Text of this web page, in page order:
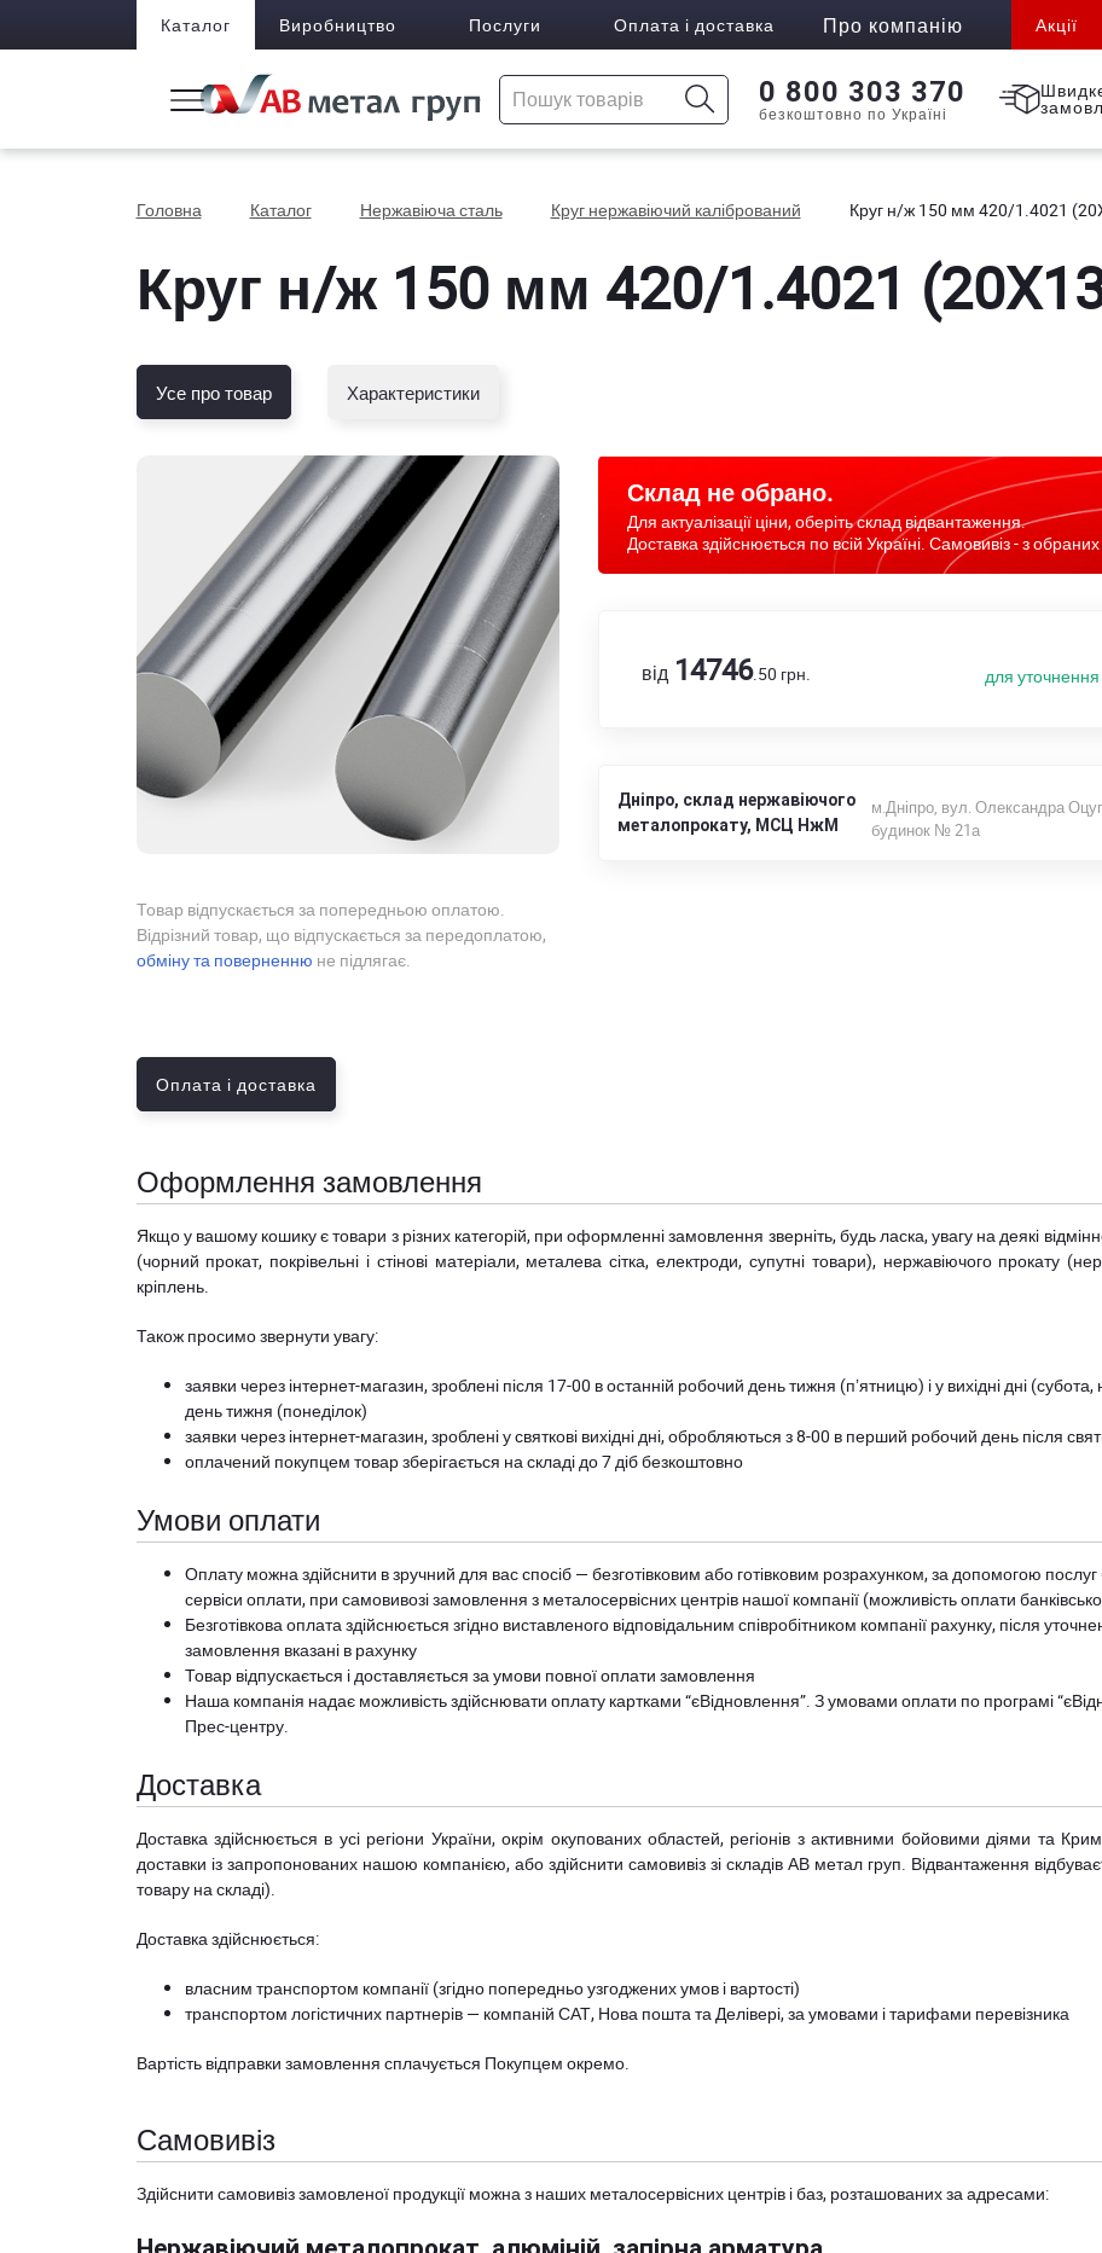
Каталог Виробництво Послуги Оплата і доставка Про компанію Акції
0 800 303 370
безкоштовно по Україні
Головна Каталог Нержавіюча сталь Круг нержавіючий калібрований Круг н/ж 150 мм 420/1.4021
Круг н/ж 150 мм 420/1.4021
Усе про товар Характеристики
Товар відпускається за попередньою оплатою.
Відрізний товар, що відпускається за передоплатою,
обміну та поверненню не підлягає.
Склад не обрано.
Для актуалізації ціни, оберіть склад відвантаження.
Доставка здійснюється по всій Україні. Самовивіз - з обраних
від 14746.50 грн. для уточнення
Дніпро, склад нержавіючого
металопрокату, МСЦ НжМ
м.Дніпро, вул. Олександра
будинок № 21а
Оплата і доставка
Оформлення замовлення
Якщо у вашому кошику є товари з різних категорій, при оформленні замовлення зверніть, будь ласка, увагу на деякі
(чорний прокат, покрівельні і стінові матеріали, металева сітка, електроди, супутні товари), нержавіючого прокату
кріплень.
Також просимо звернути увагу:
заявки через інтернет-магазин, зроблені після 17-00 в останній робочий день тижня (пʼятницю) і у вихідні дні
день тижня (понеділок)
заявки через інтернет-магазин, зроблені у святкові вихідні дні, обробляються з 8-00 в перший робочий день після
оплачений покупцем товар зберігається на складі до 7 діб безкоштовно
Умови оплати
Оплату можна здійснити в зручний для вас спосіб — безготівковим або готівковим розрахунком, за допомогою
сервіси оплати, при самовивозі замовлення з металосервісних центрів нашої компанії (можливість оплати
Безготівкова оплата здійснюється згідно виставленого відповідальним співробітником компанії рахунку, після
замовлення вказані в рахунку
Товар відпускається і доставляється за умови повної оплати замовлення
Наша компанія надає можливість здійснювати оплату картками “єВідновлення”. З умовами оплати по програмі
Прес-центру.
Доставка
Доставка здійснюється в усі регіони України, окрім окупованих областей, регіонів з активними бойовими діями та
доставки із запропонованих нашою компанією, або здійснити самовивіз зі складів АВ метал груп. Відвантаження
товару на складі).
Доставка здійснюється:
власним транспортом компанії (згідно попередньо узгоджених умов і вартості)
транспортом логістичних партнерів — компаній САТ, Нова пошта та Делівері, за умовами і тарифами перевізника
Вартість відправки замовлення сплачується Покупцем окремо.
Самовивіз
Здійснити самовивіз замовленої продукції можна з наших металосервісних центрів і баз, розташованих за адресами: